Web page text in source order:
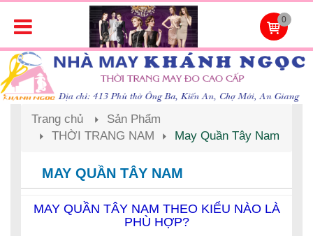
0
Trang chủ
Sản Phẩm
THỜI TRANG NAM
May Quần Tây Nam
MAY QUẦN TÂY NAM
MAY QUẦN TÂY NAM THEO KIỂU NÀO LÀ
PHÙ HỢP?